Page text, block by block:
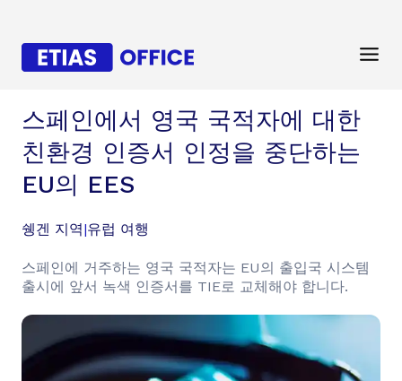
스페인에서 영국 국적자에 대한
친환경 인증서 인정을 중단하는
EU의 EES
쉥겐 지역|유럽 여행
스페인에 거주하는 영국 국적자는 EU의 출입국 시스템
출시에 앞서 녹색 인증서를 TIE로 교체해야 합니다.